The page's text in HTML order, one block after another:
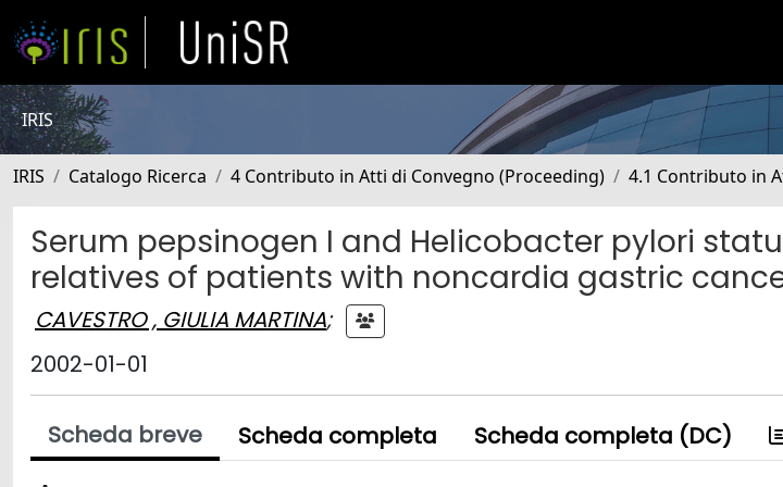
IRIS
IRIS Catalogo Ricerca 4 Contributo in Atti di Convegno (Proceeding) 4.1 Contributo in
Serum pepsinogen I and Helicobacter pylori
relatives of patients with noncardia gastric
CAVESTRO , GIULIA MARTINA;
2002-01-01
Scheda breve Scheda completa Scheda completa (DC)